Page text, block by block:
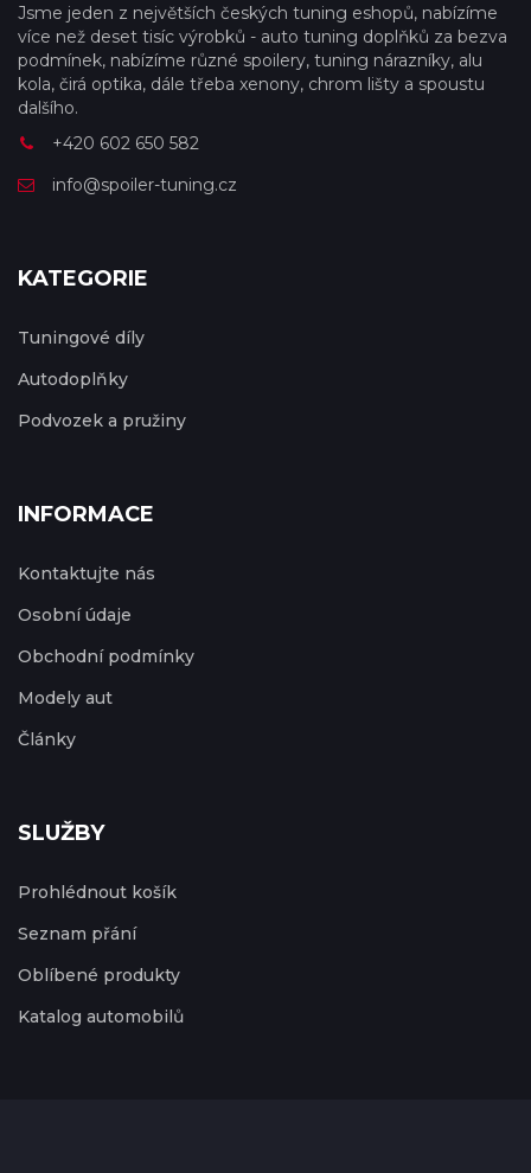
Jsme jeden z největších českých tuning eshopů, nabízíme
více než deset tisíc výrobků - auto tuning doplňků za bezva
podmínek, nabízíme různé spoilery, tuning nárazníky, alu
kola, čirá optika, dále třeba xenony, chrom lišty a spoustu
dalšího.
+420 602 650 582
info@spoiler-tuning.cz
KATEGORIE
Tuningové díly
Autodoplňky
Podvozek a pružiny
INFORMACE
Kontaktujte nás
Osobní údaje
Obchodní podmínky
Modely aut
Články
SLUŽBY
Prohlédnout košík
Seznam přání
Oblíbené produkty
Katalog automobilů